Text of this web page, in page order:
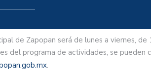
de Zapopan será de lunes a viernes, de
del programa de actividades, se pueden
.